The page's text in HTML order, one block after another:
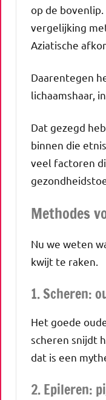
op de
vergelijking
Aziatische
Daarentegen
lichaamshaar,
Dat gezegd
binnen die
veel factoren
Methodes
Nu we weten
kwijt te raken.
1. Scheren:
Het goede
scheren snijdt
dat is een
2. Epileren: